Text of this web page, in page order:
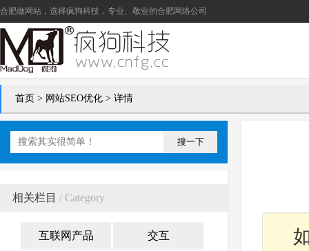
合肥做网站 ，选择疯狗科技，专业、敬业的合肥网络公司
首页 > 网站SEO优化 > 详情
搜一下
相关栏目 / Category
互联网产品 交互